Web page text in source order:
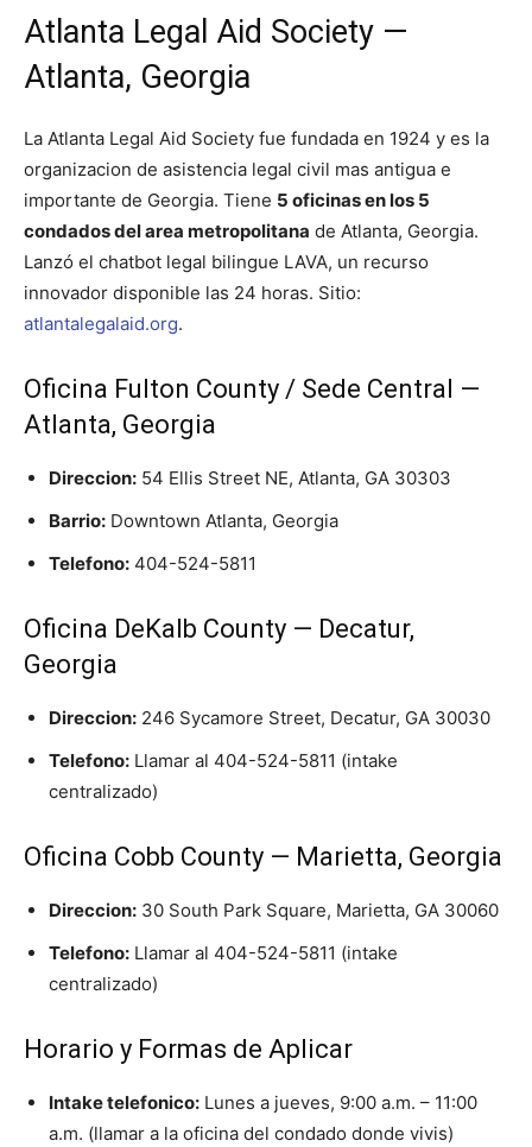
Atlanta Legal Aid Society —
Atlanta, Georgia
La Atlanta Legal Aid Society fue fundada en 1924 y es la
organizacion de asistencia legal civil mas antigua e
importante de Georgia. Tiene 5 oficinas en los 5
condados del area metropolitana de Atlanta, Georgia.
Lanzó el chatbot legal bilingue LAVA, un recurso
innovador disponible las 24 horas. Sitio:
atlantalegalaid.org.
Oficina Fulton County / Sede Central —
Atlanta, Georgia
Direccion: 54 Ellis Street NE, Atlanta, GA 30303
Barrio: Downtown Atlanta, Georgia
Telefono: 404-524-5811
Oficina DeKalb County — Decatur,
Georgia
Direccion: 246 Sycamore Street, Decatur, GA 30030
Telefono: Llamar al 404-524-5811 (intake
centralizado)
Oficina Cobb County — Marietta, Georgia
Direccion: 30 South Park Square, Marietta, GA 30060
Telefono: Llamar al 404-524-5811 (intake
centralizado)
Horario y Formas de Aplicar
Intake telefonico: Lunes a jueves, 9:00 a.m. – 11:00
a.m. (llamar a la oficina del condado donde vivis)